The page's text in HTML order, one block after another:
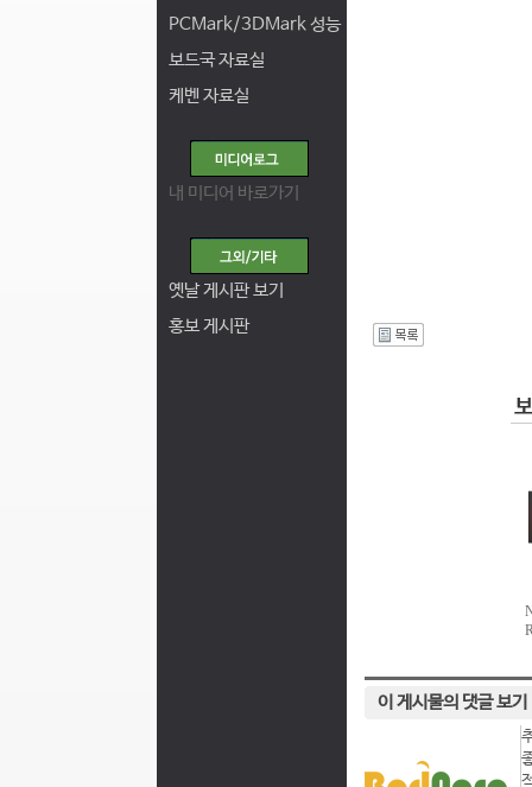
PCMark/3DMark 성능
보드국 자료실
케벤 자료실
내 미디어 바로가기
옛날 게시판 보기
홍보 게시판
이 게시물의 댓글 보기